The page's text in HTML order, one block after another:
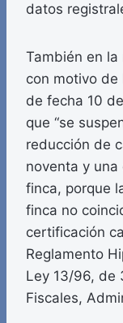
datos
También en
con motivo de
de fecha 10
que “se
reducción de
noventa y
finca, porque
finca no
certificación
Reglamento
Ley 13/96, de
Fiscales,